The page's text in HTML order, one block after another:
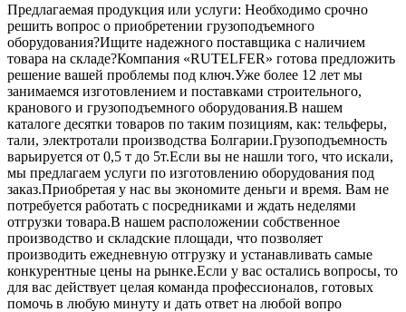
Предлагаемая продукция или услуги: Необходимо срочно
решить вопрос о приобретении грузоподъемного
оборудования?Ищите надежного поставщика с наличием
товара на складе?Компания «RUTELFER» готова предложить
решение вашей проблемы под ключ.Уже более 12 лет мы
занимаемся изготовлением и поставками строительного,
кранового и грузоподъемного оборудования.В нашем
каталоге десятки товаров по таким позициям, как: тельферы,
тали, электротали производства Болгарии.Грузоподъемность
варьируется от 0,5 т до 5т.Если вы не нашли того, что искали,
мы предлагаем услуги по изготовлению оборудования под
заказ.Приобретая у нас вы экономите деньги и время. Вам не
потребуется работать с посредниками и ждать неделями
отгрузки товара.В нашем расположении собственное
производство и складские площади, что позволяет
производить ежедневную отгрузку и устанавливать самые
конкурентные цены на рынке.Если у вас остались вопросы, то
для вас действует целая команда профессионалов, готовых
помочь в любую минуту и дать ответ на любой вопро